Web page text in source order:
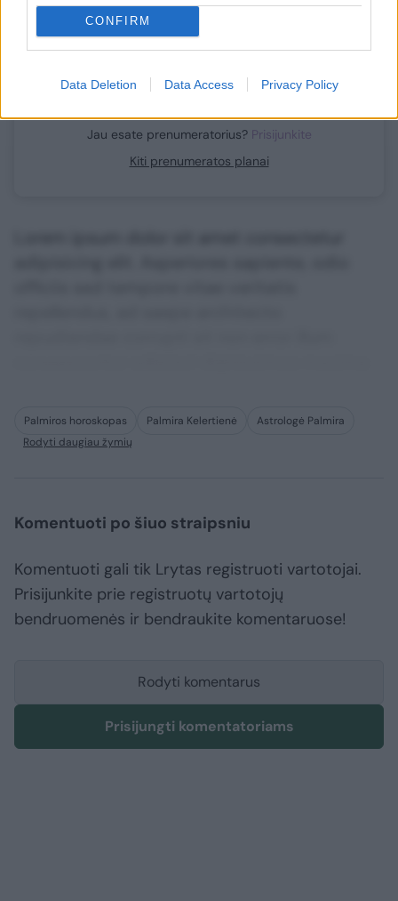
CONFIRM
Data Deletion Data Access Privacy Policy
Prenumeruoti
Jau esate prenumeratorius? Prisijunkite
Kiti prenumeratos planai
Palmiros horoskopas Palmira Kelertienė
Astrologė Palmira
Rodyti daugiau žymių
Komentuoti po šiuo straipsniu
Komentuoti gali tik Lrytas registruoti vartotojai.
Prisijunkite prie registruotų vartotojų
bendruomenės ir bendraukite komentaruose!
Rodyti komentarus
Prisijungti komentatoriams